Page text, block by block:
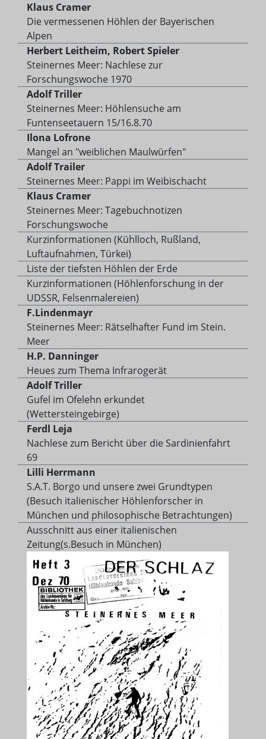
Klaus Cramer
Die vermessenen Höhlen der Bayerischen
Alpen
Herbert Leitheim, Robert Spieler
Steinernes Meer: Nachlese zur
Forschungswoche 1970
Adolf Triller
Steinernes Meer: Höhlensuche am
Funtenseetauern 15/16.8.70
Ilona Lofrone
Mangel an "weiblichen Maulwürfen"
Adolf Trailer
Steinernes Meer: Pappi im Weibischacht
Klaus Cramer
Steinernes Meer: Tagebuchnotizen
Forschungswoche
Kurzinformationen (Kühlloch, Rußland,
Luftaufnahmen, Türkei)
Liste der tiefsten Höhlen der Erde
Kurzinformationen (Höhlenforschung in der
UDSSR, Felsenmalereien)
F.Lindenmayr
Steinernes Meer: Rätselhafter Fund im Stein.
Meer
H.P. Danninger
Heues zum Thema Infrarogerät
Adolf Triller
Gufel im Ofelehn erkundet
(Wettersteingebirge)
Ferdl Leja
Nachlese zum Bericht über die Sardinienfahrt
69
Lilli Herrmann
S.A.T. Borgo und unsere zwei Grundtypen
(Besuch italienischer Höhlenforscher in
München und philosophische Betrachtungen)
Ausschnitt aus einer italienischen
Zeitung(s.Besuch in München)